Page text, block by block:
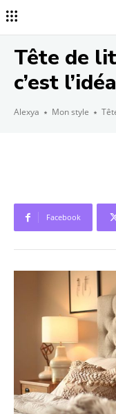
Tête de
c’est
Alexya Mon style
Facebook